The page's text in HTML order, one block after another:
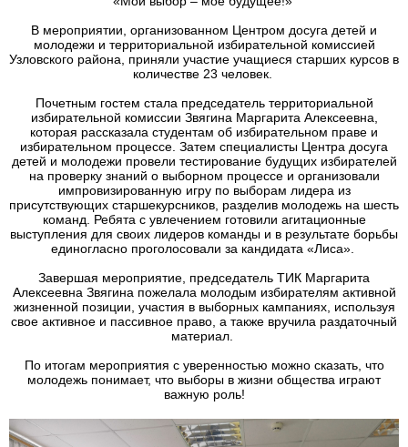
В мероприятии, организованном Центром досуга детей и
молодежи и территориальной избирательной комиссией
Узловского района, приняли участие учащиеся старших курсов в
количестве 23 человек.
Почетным гостем стала председатель территориальной
избирательной комиссии Звягина Маргарита Алексеевна,
которая рассказала студентам об избирательном праве и
избирательном процессе. Затем специалисты Центра досуга
детей и молодежи провели тестирование будущих избирателей
на проверку знаний о выборном процессе и организовали
импровизированную игру по выборам лидера из
присутствующих старшекурсников, разделив молодежь на шесть
команд. Ребята с увлечением готовили агитационные
выступления для своих лидеров команды и в результате борьбы
единогласно проголосовали за кандидата «Лиса».
Завершая мероприятие, председатель ТИК Маргарита
Алексеевна Звягина пожелала молодым избирателям активной
жизненной позиции, участия в выборных кампаниях, используя
свое активное и пассивное право, а также вручила раздаточный
материал.
По итогам мероприятия с уверенностью можно сказать, что
молодежь понимает, что выборы в жизни общества играют
важную роль!